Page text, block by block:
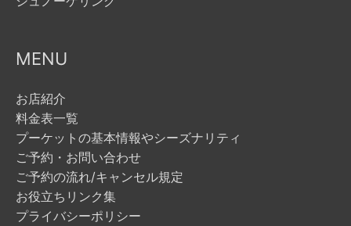
MENU
お店紹介
料金表一覧
プーケットの基本情報やシーズナリティ
ご予約・お問い合わせ
ご予約の流れ/キャンセル規定
お役立ちリンク集
プライバシーポリシー